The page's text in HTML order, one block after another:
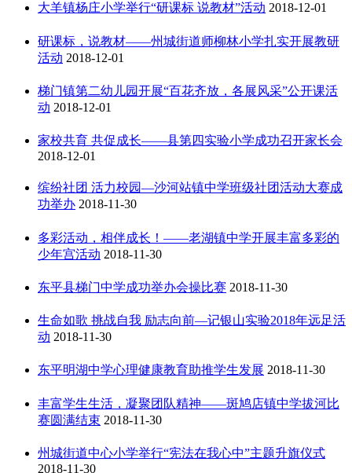
大羊镇杨庄小学举行“研课标 说教材”活动 2018-12-01
研课标，说教材——州城街道师柳林小学扎实开展教研
活动 2018-12-01
梯门镇第二幼儿园开展“百花齐放，各展风采”公开课活
动 2018-12-01
家校共育 共促成长——县第四实验小学成功召开家长会
2018-12-01
缤纷社团 活力校园—沙河站镇中学班级社团活动大赛成
功举办 2018-11-30
多彩活动，相伴成长！——老湖镇中学开展丰富多彩的
少年宫活动 2018-11-30
东平县梯门中学成功举办会操比赛 2018-11-30
生命如歌 挑战自我 励志向前—记银山实验2018年远足活
动 2018-11-30
东平明湖中学心理健康教育助推学生发展 2018-11-30
丰富学生生活，凝聚团队精神——斑鸠店镇中学拔河比
赛圆满结束 2018-11-30
州城街道中心小学举行“宪法在我心中”主题升旗仪式
2018-11-30